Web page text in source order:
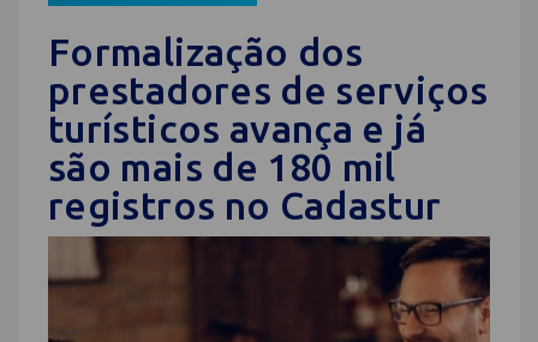
Formalização dos
prestadores de serviços
turísticos avança e já
são mais de 180 mil
registros no Cadastur